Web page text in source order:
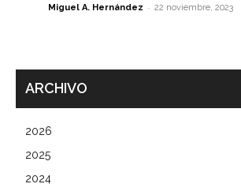
Miguel A. Hernández - 22 noviembre, 2023
ARCHIVO
2026
2025
2024